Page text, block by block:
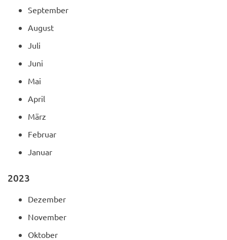
September
August
Juli
Juni
Mai
April
März
Februar
Januar
2023
Dezember
November
Oktober